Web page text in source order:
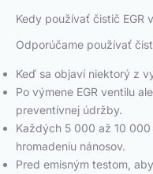
Kedy používať čistič EGR
Odporúčame používať
Keď sa objaví niektorý z
Po výmene EGR ventilu
preventívnej údržby.
Každých 5 000 až 10
hromadeniu nánosov.
Pred emisným testom,